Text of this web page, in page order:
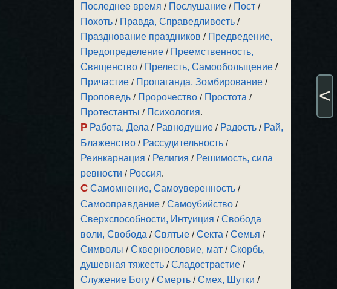
Последнее время / Послушание / Пост /
Похоть / Правда, Справедливость /
Празднование праздников / Предведение,
Предопределение / Преемственность,
Священство / Прелесть, Самообольщение /
Причастие / Пропаганда, Зомбирование /
Проповедь / Пророчество / Простота /
Протестанты / Психология.
Р Работа, Дела / Равнодушие / Радость / Рай,
Блаженство / Рассудительность /
Реинкарнация / Религия / Решимость, сила
ревности / Россия.
С Самомнение, Самоуверенность /
Самооправдание /Самоубийство /
Сверхспособности, Интуиция /Свобода
воли, Свобода /Святые /Секта /Семья /
Символы /Сквернословие, мат /Скорбь,
душевная тяжесть /Сладострастие /
Служение Богу /Смерть /Смех, Шутки /
<